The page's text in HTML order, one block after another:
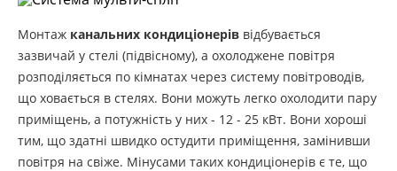
Монтаж канальних кондиціонерів відбувається
зазвичай у стелі (підвісному), а охолоджене повітря
розподіляється по кімнатах через систему повітроводів,
що ховається в стелях. Вони можуть легко охолодити пару
приміщень, а потужність у них - 12 - 25 кВт. Вони хороші
тим, що здатні швидко остудити приміщення, замінивши
повітря на свіже. Мінусами таких кондиціонерів є те, що